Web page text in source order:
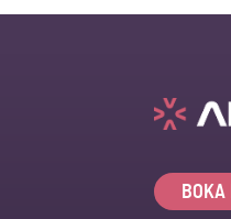
BOKA